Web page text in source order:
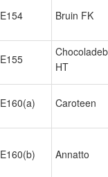
E154 Bruin FK
E155
HT
E160(a) Caroteen
E160(b) Annatto